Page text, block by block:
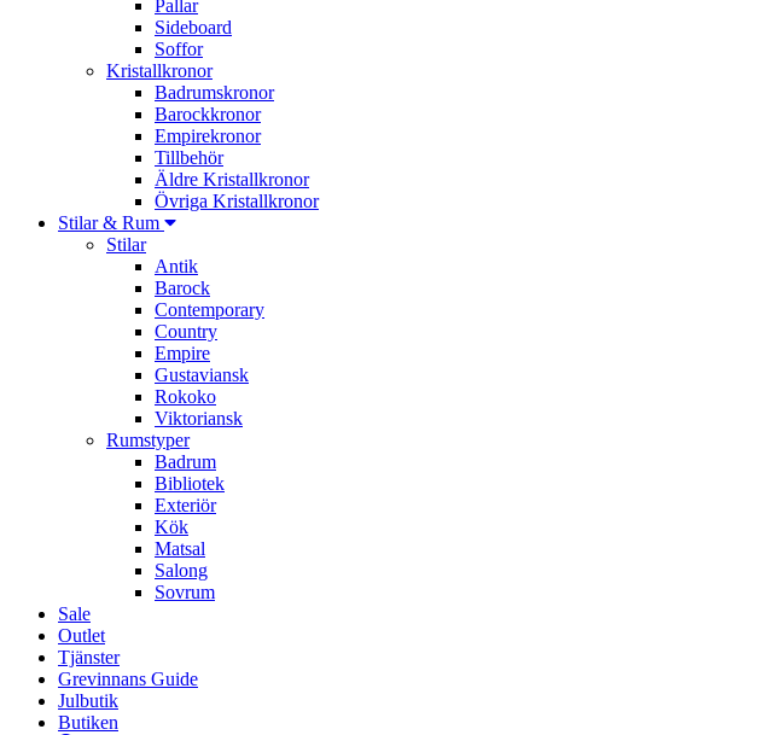
Pallar
Sideboard
Soffor
Kristallkronor
Badrumskronor
Barockkronor
Empirekronor
Tillbehör
Äldre Kristallkronor
Övriga Kristallkronor
Stilar & Rum
Stilar
Antik
Barock
Contemporary
Country
Empire
Gustaviansk
Rokoko
Viktoriansk
Rumstyper
Badrum
Bibliotek
Exteriör
Kök
Matsal
Salong
Sovrum
Sale
Outlet
Tjänster
Grevinnans Guide
Julbutik
Butiken